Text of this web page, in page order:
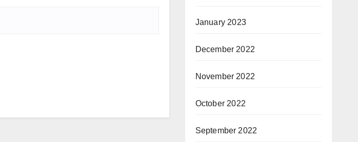
January 2023
December 2022
November 2022
October 2022
September 2022